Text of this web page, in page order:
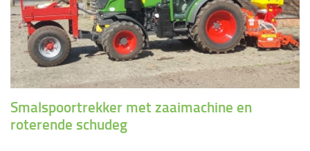
Smalspoortrekker met zaaimachine en
roterende schudeg